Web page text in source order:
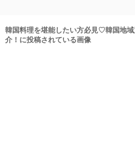
韓国料理を堪能したい方必見♡韓国地
介！に投稿されている画像